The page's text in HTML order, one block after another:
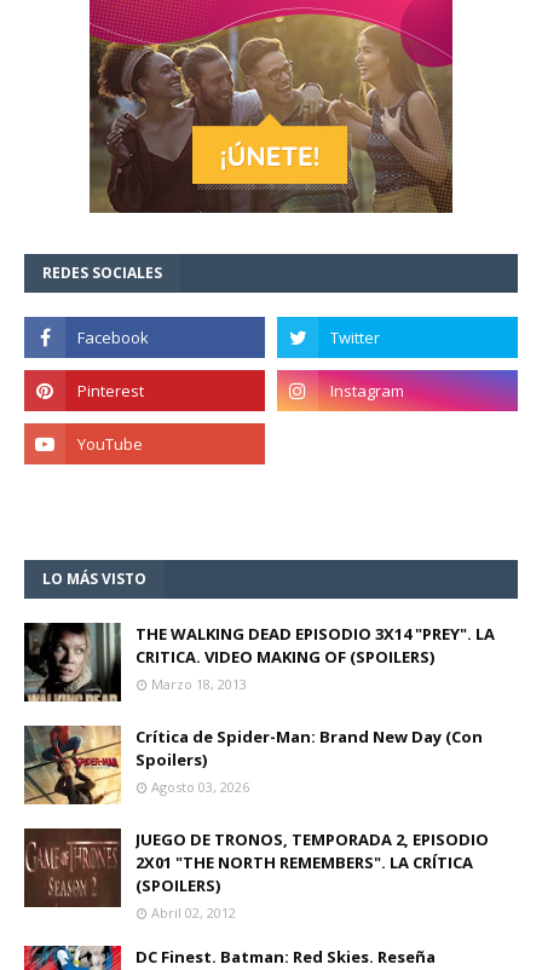
REDES SOCIALES
LO MÁS VISTO
THE WALKING DEAD EPISODIO 3X14 "PREY". LA
CRITICA. VIDEO MAKING OF (SPOILERS)
Marzo 18, 2013
Crítica de Spider-Man: Brand New Day (Con
Spoilers)
Agosto 03, 2026
JUEGO DE TRONOS, TEMPORADA 2, EPISODIO
2X01 "THE NORTH REMEMBERS". LA CRÍTICA
(SPOILERS)
Abril 02, 2012
DC Finest. Batman: Red Skies. Reseña